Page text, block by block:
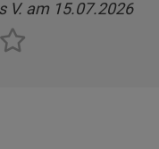
V. am 15.07.2026